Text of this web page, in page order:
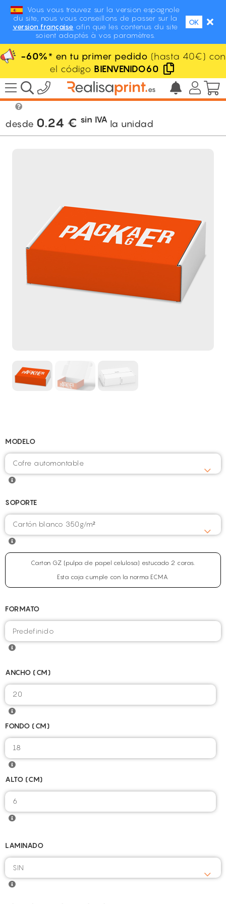
Vous vous trouvez sur la version espagnole
du site, nous vous conseillons de passer sur la
version française afin que les contenus du site
soient adaptés à vos paramètres.
OK
-60%* en tu primer pedido (hasta 40€) con
el código BIENVENIDO60
/ Packaging / Caja pequeña
Embalaje
automontable
desde 0.24 € sin IVA la unidad
MODELO
Cofre automontable
SOPORTE
Cartón blanco 350g/m²
Carton GZ (pulpa de papel celulosa) estucado 2 caras.
Esta caja cumple con la norma ECMA.
FORMATO
ANCHO (CM)
20
FONDO (CM)
18
ALTO (CM)
6
LAMINADO